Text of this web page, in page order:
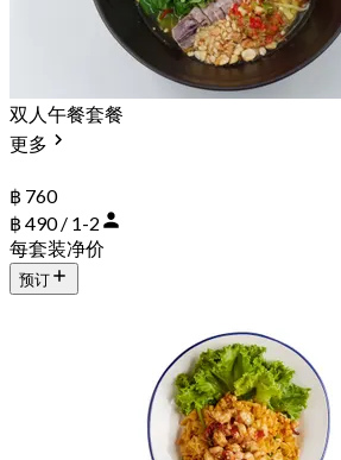
双人午餐套餐
更多
฿ 760
฿ 490 / 1-2
每套装净价
预订